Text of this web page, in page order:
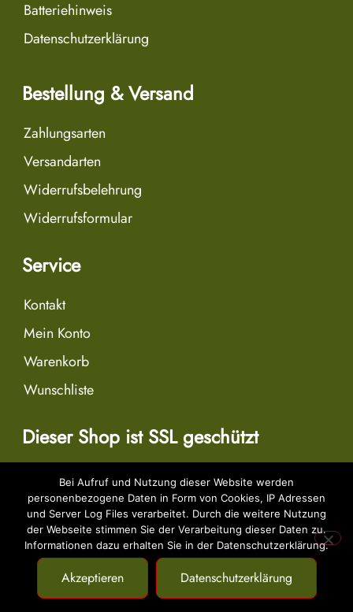
Dies ist ein Demostore zu Testzwecken - es werden keine Bestellungen
ausgeführt.Verwerfen
Batteriehinweis
Datenschutzerklärung
Bestellung & Versand
Zahlungsarten
Versandarten
Widerrufsbelehrung
Widerrufsformular
Service
Kontakt
Mein Konto
Warenkorb
Wunschliste
Dieser Shop ist SSL geschützt
Bei Aufruf und Nutzung dieser Website werden
personenbezogene Daten in Form von Cookies, IP Adressen
und Server Log Files verarbeitet. Durch die weitere Nutzung
der Webseite stimmen Sie der Verarbeitung dieser Daten zu.
Informationen dazu erhalten Sie in der Datenschutzerklärung.
Akzeptieren Datenschutzerklärung